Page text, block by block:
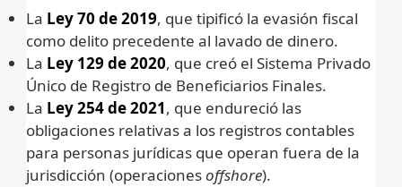
La Ley 70 de 2019, que tipificó la evasión fiscal
como delito precedente al lavado de dinero.
La Ley 129 de 2020, que creó el Sistema Privado
Único de Registro de Beneficiarios Finales.
La Ley 254 de 2021, que endureció las
obligaciones relativas a los registros contables
para personas jurídicas que operan fuera de la
jurisdicción (operacionesoffshore).